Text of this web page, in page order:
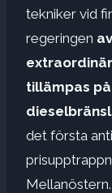
tekniker vid
regeringen
tillämpas
det första
Mellanöstern.